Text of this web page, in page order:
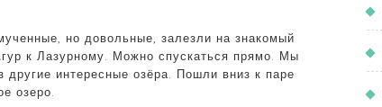
но довольные, залезли на знакомый
к Лазурному. Можно спускаться прямо. Мы
интересные озёра. Пошли вниз к паре
озеро.